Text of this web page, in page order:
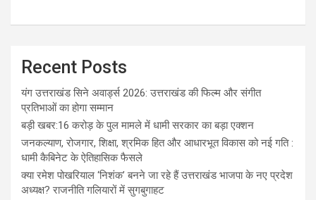
Recent Posts
यंग उत्तराखंड सिने अवार्ड्स 2026: उत्तराखंड की फिल्म और संगीत
प्रतिभाओं का होगा सम्मान
बड़ी खबर:16 करोड़ के पुल मामले में धामी सरकार का बड़ा एक्शन
जनकल्याण, रोजगार, शिक्षा, श्रमिक हित और आधारभूत विकास को नई गति :
धामी कैबिनेट के ऐतिहासिक फैसले
क्या रमेश पोखरियाल ‘निशंक’ बनने जा रहे हैं उत्तराखंड भाजपा के नए प्रदेश
अध्यक्ष? राजनीति गलियारों में सुगबुगाहट